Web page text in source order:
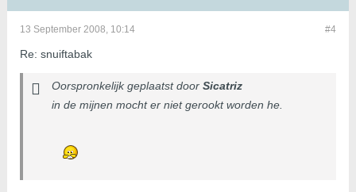
#4
13 September 2008, 10:14
Re: snuiftabak
Oorspronkelijk geplaatst door Sicatriz
in de mijnen mocht er niet gerookt worden he.